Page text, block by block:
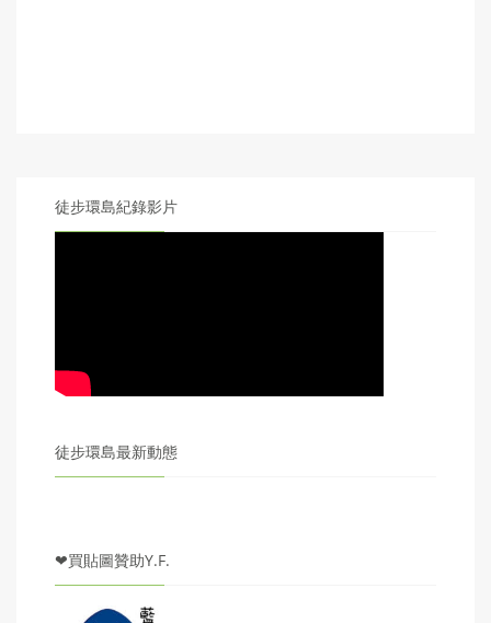
徒步環島紀錄影片
徒步環島最新動態
❤買貼圖贊助Y.F.